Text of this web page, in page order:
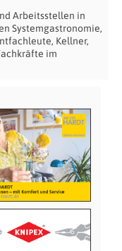
Arbeitsstellen in
Systemgastronomie,
Kellner,
im